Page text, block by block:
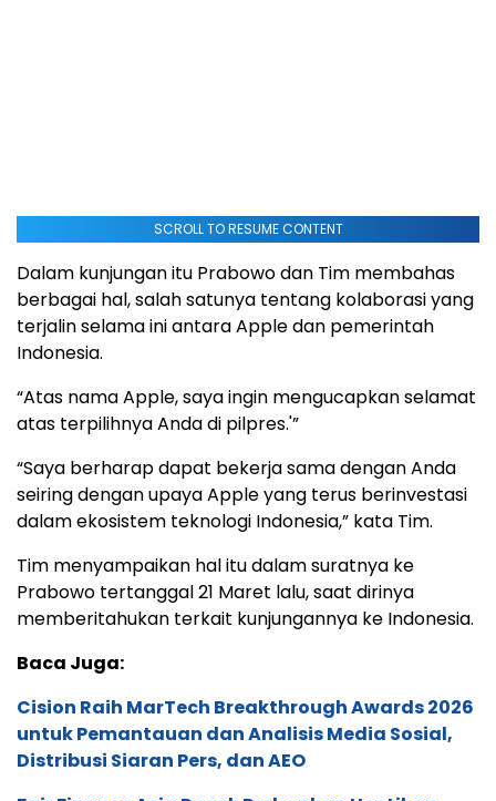
SCROLL TO RESUME CONTENT
Dalam kunjungan itu Prabowo dan Tim membahas
berbagai hal, salah satunya tentang kolaborasi yang
terjalin selama ini antara Apple dan pemerintah
Indonesia.
“Atas nama Apple, saya ingin mengucapkan selamat
atas terpilihnya Anda di pilpres.'”
“Saya berharap dapat bekerja sama dengan Anda
seiring dengan upaya Apple yang terus berinvestasi
dalam ekosistem teknologi Indonesia,” kata Tim.
Tim menyampaikan hal itu dalam suratnya ke
Prabowo tertanggal 21 Maret lalu, saat dirinya
memberitahukan terkait kunjungannya ke Indonesia.
Baca Juga:
Cision Raih MarTech Breakthrough Awards 2026
untuk Pemantauan dan Analisis Media Sosial,
Distribusi Siaran Pers, dan AEO